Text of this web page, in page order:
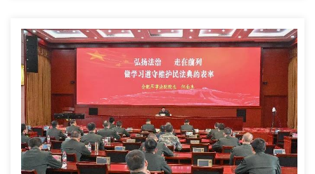
院区开展多样活动，铭记那段难以忘却的历史，砥砺官兵强
军报国之志。